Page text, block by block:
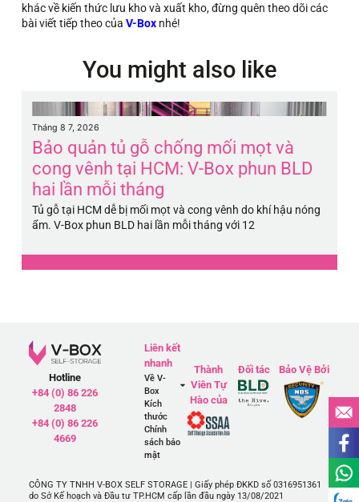
khác về kiến thức lưu kho và xuất kho, đừng quên theo dõi các
bài viết tiếp theo của V-Boxnhé!
You might also like
Tháng 8 7, 2026
Bảo quản tủ gỗ chống mối mọt và
cong vênh tại HCM: V-Box phun BLD
hai lần mỗi tháng
Tủ gỗ tại HCM dễ bị mối mọt và cong vênh do khí hậu nóng
ẩm. V-Box phun BLD hai lần mỗi tháng với 12
Hotline
+84 (0) 86 226
2848
+84 (0) 86 226
4669
Liên kết
nhanh
Về V-
Box
Kích
thước
Chính
sách bảo
mật
Thành
Viên Tự
Hào của
Đối tác Bảo Vệ Bởi
CÔNG TY TNHH V-BOX SELF STORAGE | Giấy phép ĐKKD số 0316951361
do Sở Kế hoạch và Đầu tư TP.HCM cấp lần đầu ngày 13/08/2021